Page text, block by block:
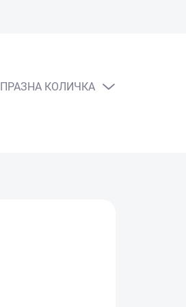
КОЛИЧКА
ПРАЗНА КОЛИЧКА